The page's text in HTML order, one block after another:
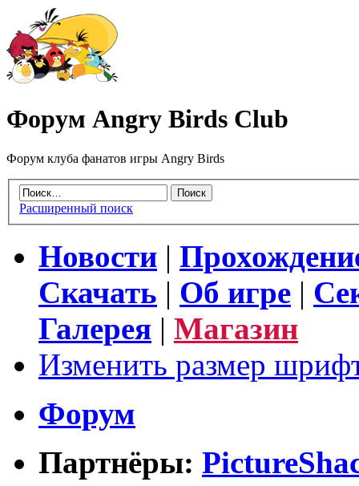
Форум Angry Birds Club
Форум клуба фанатов игры Angry Birds
Расширенный поиск
Новости |
Скачать | Об игре |
Галерея | Магазин
Изменить размер
Форум
Партнёры: